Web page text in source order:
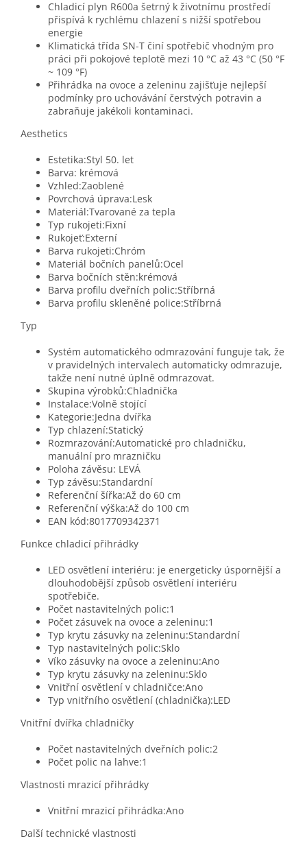
Chladicí plyn R600a šetrný k životnímu prostředí
přispívá k rychlému chlazení s nižší spotřebou
energie
Klimatická třída SN-T činí spotřebič vhodným pro
práci při pokojové teplotě mezi 10 °C až 43 °C (50 °F
~ 109 °F)
Přihrádka na ovoce a zeleninu zajišťuje nejlepší
podmínky pro uchovávání čerstvých potravin a
zabraňuje jakékoli kontaminaci.
Aesthetics
Estetika:Styl 50. let
Barva: krémová
Vzhled:Zaoblené
Povrchová úprava:Lesk
Materiál:Tvarované za tepla
Typ rukojeti:Fixní
Rukojeť:Externí
Barva rukojeti:Chróm
Materiál bočních panelů:Ocel
Barva bočních stěn:krémová
Barva profilu dveřních polic:Stříbrná
Barva profilu skleněné police:Stříbrná
Typ
Systém automatického odmrazování funguje tak, že
v pravidelných intervalech automaticky odmrazuje,
takže není nutné úplně odmrazovat.
Skupina výrobků:Chladnička
Instalace:Volně stojící
Kategorie:Jedna dvířka
Typ chlazení:Statický
Rozmrazování:Automatické pro chladničku,
manuální pro mrazničku
Poloha závěsu: LEVÁ
Typ závěsu:Standardní
Referenční šířka:Až do 60 cm
Referenční výška:Až do 100 cm
EAN kód:8017709342371
Funkce chladicí přihrádky
LED osvětlení interiéru: je energeticky úspornější a
dlouhodobější způsob osvětlení interiéru
spotřebiče.
Počet nastavitelných polic:1
Počet zásuvek na ovoce a zeleninu:1
Typ krytu zásuvky na zeleninu:Standardní
Typ nastavitelných polic:Sklo
Víko zásuvky na ovoce a zeleninu:Ano
Typ krytu zásuvky na zeleninu:Sklo
Vnitřní osvětlení v chladničce:Ano
Typ vnitřního osvětlení (chladnička):LED
Vnitřní dvířka chladničky
Počet nastavitelných dveřních polic:2
Počet polic na lahve:1
Vlastnosti mrazicí přihrádky
Vnitřní mrazicí přihrádka:Ano
Další technické vlastnosti